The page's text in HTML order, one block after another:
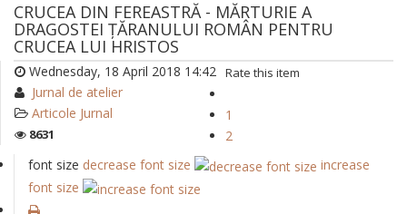
CRUCEA DIN FEREASTRĂ - MĂRTURIE A
DRAGOSTEI ȚĂRANULUI ROMÂN PENTRU
CRUCEA LUI HRISTOS
Wednesday, 18 April 2018 14:42
Jurnal de atelier
Articole Jurnal
8631
font size decrease font size
increase
font size
Rate this item
1
2